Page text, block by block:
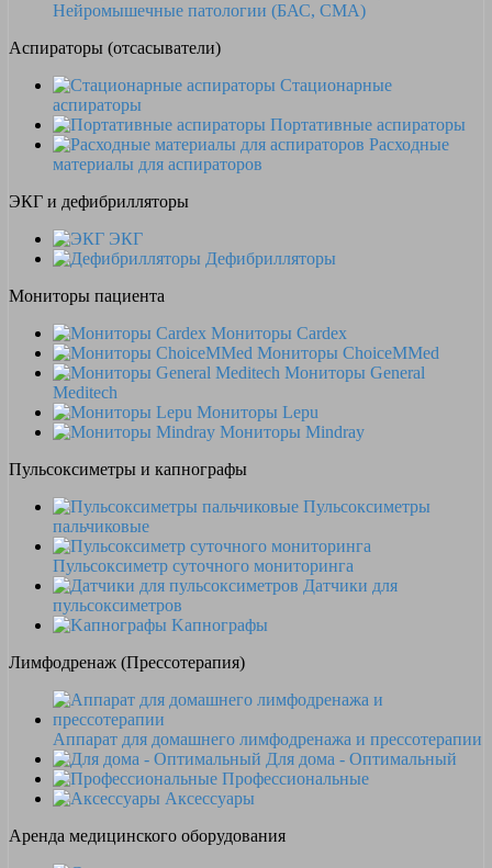
Нейромышечные патологии (БАС, СМА)
Аспираторы (отсасыватели)
Стационарные
аспираторы
Портативные аспираторы
Расходные
материалы для аспираторов
ЭКГ и дефибрилляторы
ЭКГ
Дефибрилляторы
Мониторы пациента
Мониторы Cardex
Мониторы ChoiceMMed
Мониторы General
Meditech
Мониторы Lepu
Мониторы Mindray
Пульсоксиметры и капнографы
Пульсоксиметры
пальчиковые
Пульсоксиметр суточного мониторинга
Датчики для
пульсоксиметров
Kапнографы
Лимфодренаж (Прессотерапия)
Аппарат для домашнего лимфодренажа и прессотерапии
Для дома - Оптимальный
Профессиональные
Аксессуары
Аренда медицинского оборудования